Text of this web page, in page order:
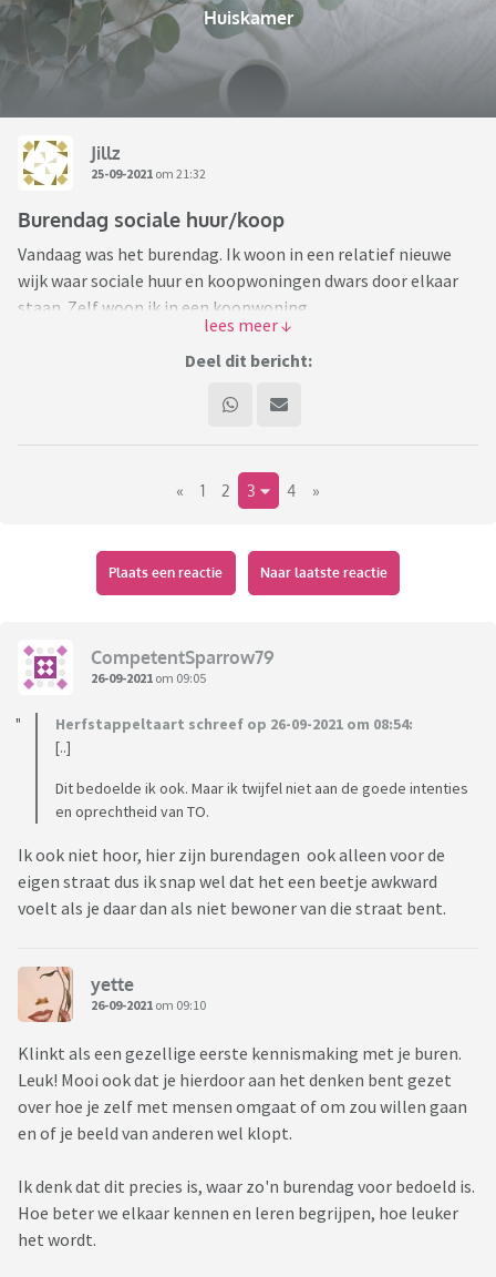
Huiskamer
Jillz
25-09-2021 om 21:32
Burendag sociale huur/koop
Vandaag was het burendag. Ik woon in een relatief nieuwe
wijk waar sociale huur en koopwoningen dwars door elkaar
staan. Zelf woon ik in een koopwoning.
Om de hoek werd Burendag gevierd met van alles voor
leuk zou zijn als we even langs konden gaan.
Zo gezegd zo gedaan. Ik werd heel hartelijk ontvangen met
dochter. Één van de buren begon direct ballonnen te vouwen
Ik praatte wat met deze mensen en het bleek dus dat alleen
het deel van de straat dat sociale huur was komen opdagen.
teleurstelling van de huurders zich niet laten zien. Ze
vertelden dat ze ze speciaal hadden uitgenodigd omdat ze
afstand voelen tussen koop en huur.
Waar ik mij een beetje bezwaard voelde dat we overladen
werden met lekkers, terwijl aan alles te zien was dat deze
alles gekregen van de gemeente, maar toch). Wilden zij
gewoon graag contact en verbinding.
na afloop overheerst er bij mij toch het gevoel dat ik in
vergelijking met hen zoveel egoïstischer ben. En schaam ik
mij ook bijna dat ik tot de kopers behoor, dat ik nog niet half
zo vrijgevig ben terwijl ik meer dan genoeg geld heb. Ik voel
me gewoon bijna een beetje aso en schaam mij ook een
beetje dat ik tot de kopers behoor.
Deel dit bericht:
« 1 2 3 4 »
Plaats een reactie Naar laatste reactie
CompetentSparrow79
26-09-2021 om 09:05
Herfstappeltaart schreef op 26-09-2021 om 08:54:
[..]
Dit bedoelde ik ook. Maar ik twijfel niet aan de goede intenties
en oprechtheid van TO.
Ik ook niet hoor, hier zijn burendagen ook alleen voor de
eigen straat dus ik snap wel dat het een beetje awkward
voelt als je daar dan als niet bewoner van die straat bent.
yette
26-09-2021 om 09:10
Klinkt als een gezellige eerste kennismaking met je buren.
Leuk! Mooi ook dat je hierdoor aan het denken bent gezet
over hoe je zelf met mensen omgaat of om zou willen gaan
en of je beeld van anderen wel klopt.
Ik denk dat dit precies is, waar zo'n burendag voor bedoeld is.
Hoe beter we elkaar kennen en leren begrijpen, hoe leuker
het wordt.